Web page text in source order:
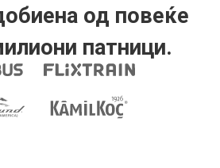
од повеќе
патници.